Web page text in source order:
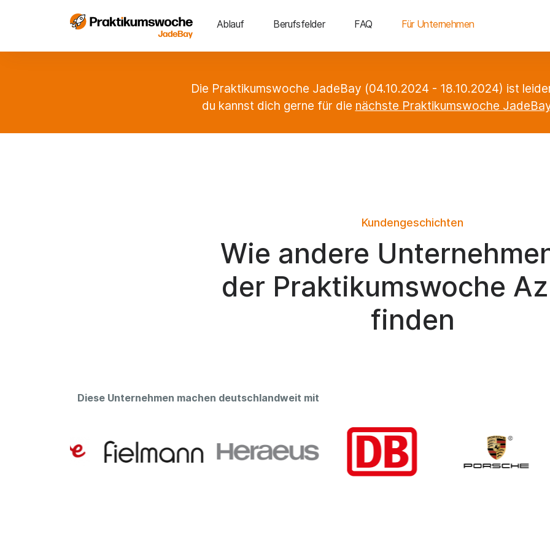
Ablauf Berufsfelder FAQ Für Unternehmen
Die Praktikumswoche JadeBay (04.10.2024 - 18.10.2024) ist
du kannst dich gerne für die nächste Praktikumswoche
Kundengeschichten
Wie andere
der Praktikumswoche
finden
Diese Unternehmen machen deutschlandweit mit